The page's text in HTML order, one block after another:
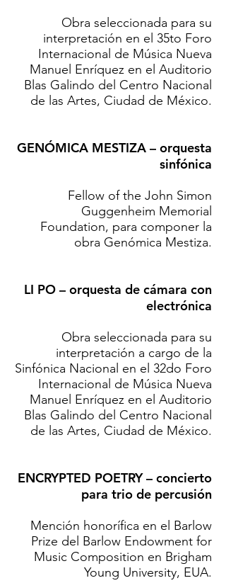
Obra seleccionada para su
interpretación en el 35to Foro
Internacional de Música Nueva
Manuel Enríquez en el Auditorio
Blas Galindo del Centro Nacional
de las Artes, Ciudad de México.
GENÓMICA MESTIZA – orquesta
sinfónica
Fellow of the John Simon
Guggenheim Memorial
Foundation, para componer la
obra Genómica Mestiza.
LI PO – orquesta de cámara con
electrónica
Obra seleccionada para su
interpretación a cargo de la
Sinfónica Nacional en el 32do Foro
Internacional de Música Nueva
Manuel Enríquez en el Auditorio
Blas Galindo del Centro Nacional
de las Artes, Ciudad de México.
ENCRYPTED POETRY – concierto
para trio de percusión
Mención honorífica en el Barlow
Prize del Barlow Endowment for
Music Composition en Brigham
Young University, EUA.